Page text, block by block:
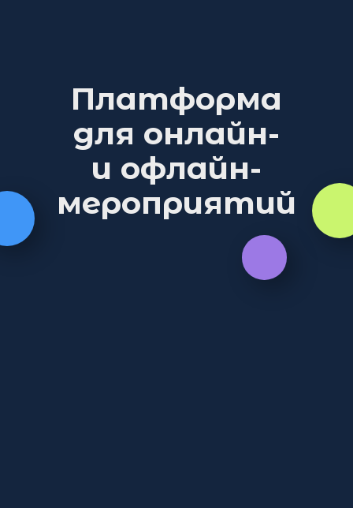
Платформа
для онлайн-
и офлайн-
мероприятий